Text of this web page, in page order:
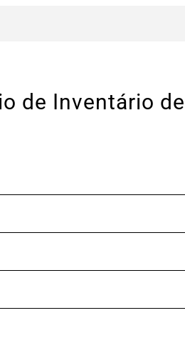
de Inventário